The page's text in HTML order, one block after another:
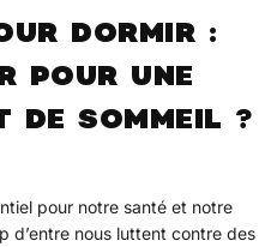
DORMIR :
POUR UNE
DE SOMMEIL ?
pour notre santé et notre
d’entre nous luttent contre des